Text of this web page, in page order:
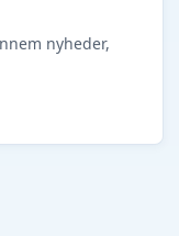
nyheder,